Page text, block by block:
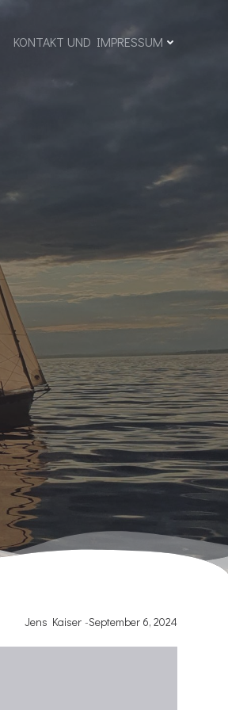
KONTAKT UND IMPRESSUM
Jens Kaiser -September 6, 2024